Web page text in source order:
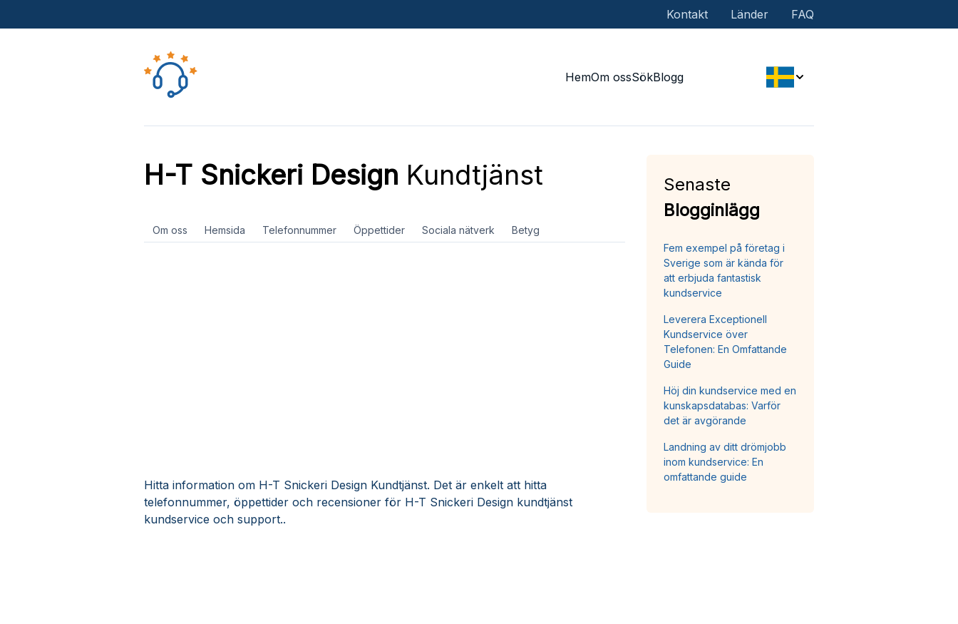
Kontakt Länder FAQ
HemOm ossSökBlogg
H-T Snickeri Design Kundtjänst
Om oss Hemsida Telefonnummer Öppettider Sociala nätverk Betyg
Hitta information om H-T Snickeri Design Kundtjänst. Det är enkelt att hitta
telefonnummer, öppettider och recensioner för H-T Snickeri Design kundtjänst
kundservice och support..
Senaste
Blogginlägg
Fem exempel på företag i
Sverige som är kända för
att erbjuda fantastisk
kundservice
Leverera Exceptionell
Kundservice över
Telefonen: En Omfattande
Guide
Höj din kundservice med en
kunskapsdatabas: Varför
det är avgörande
Landning av ditt drömjobb
inom kundservice: En
omfattande guide